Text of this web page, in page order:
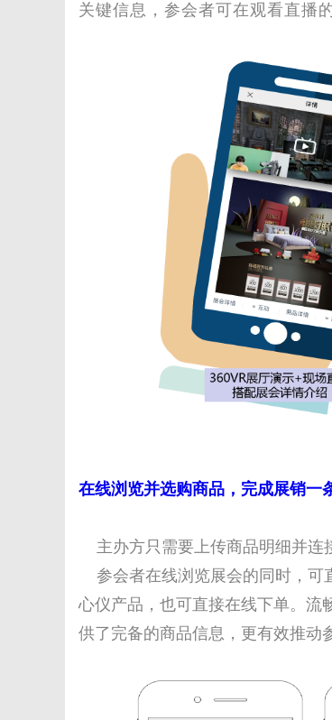
关键信息，参会者可在观看直播
在线浏览并选购商品，完成展销一
主办方只需要上传商品明细并连
参会者在线浏览展会的同时，可
心仪产品，也可直接在线下单。流
供了完备的商品信息，更有效推动